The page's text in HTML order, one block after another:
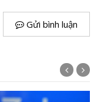
Gửi bình luận